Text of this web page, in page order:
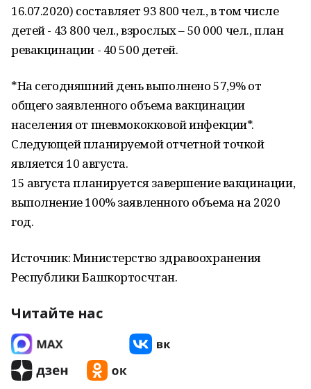
16.07.2020) составляет 93 800 чел., в том числе
детей - 43 800 чел., взрослых – 50 000 чел., план
ревакцинации - 40 500 детей.
*На сегодняшний день выполнено 57,9% от
общего заявленного объема вакцинации
населения от пневмококковой инфекции*.
Следующей планируемой отчетной точкой
является 10 августа.
15 августа планируется завершение вакцинации,
выполнение 100% заявленного объема на 2020
год.
Источник: Министерство здравоохранения
Республики Башкортосчтан.
Читайте нас